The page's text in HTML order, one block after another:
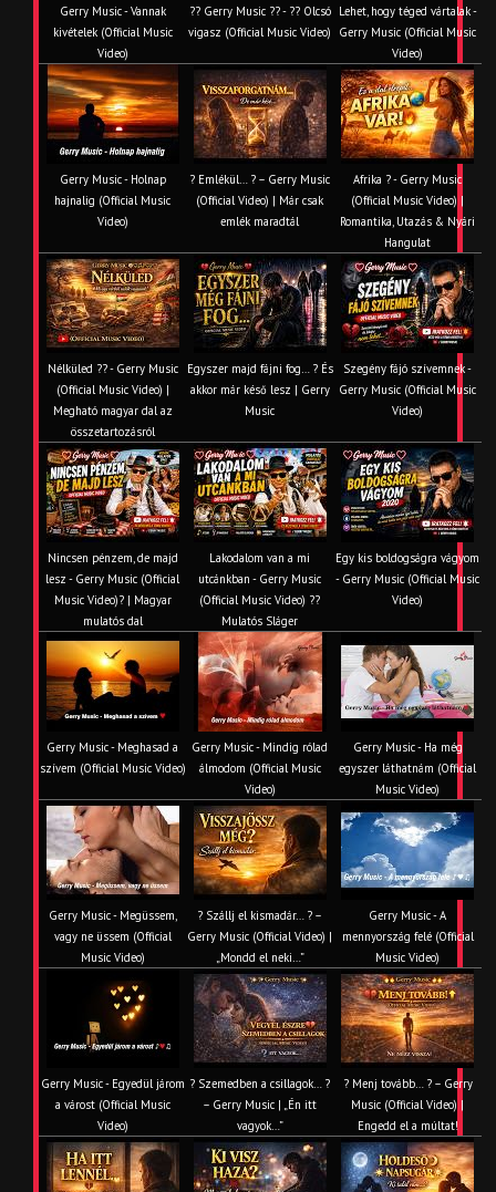
Gerry Music - Vannak
kivételek (Official Music
Video)
?? Gerry Music ?? - ?? Olcsó
vigasz (Official Music Video)
Lehet, hogy téged vártalak -
Gerry Music (Official Music
Video)
Gerry Music - Holnap
hajnalig (Official Music
Video)
? Emlékül… ? – Gerry Music
(Official Video) | Már csak
emlék maradtál
Afrika ? - Gerry Music
(Official Music Video) |
Romantika, Utazás & Nyári
Hangulat
Nélküled ?? - Gerry Music
(Official Music Video) |
Megható magyar dal az
összetartozásról
Egyszer majd fájni fog… ? És
akkor már késő lesz | Gerry
Music
Szegény fájó szívemnek -
Gerry Music (Official Music
Video)
Nincsen pénzem, de majd
lesz - Gerry Music (Official
Music Video)? | Magyar
mulatós dal
Lakodalom van a mi
utcánkban - Gerry Music
(Official Music Video) ??
Mulatós Sláger
Egy kis boldogságra vágyom
- Gerry Music (Official Music
Video)
Gerry Music - Meghasad a
szívem (Official Music Video)
Gerry Music - Mindig rólad
álmodom (Official Music
Video)
Gerry Music - Ha még
egyszer láthatnám (Official
Music Video)
Gerry Music - Megüssem,
vagy ne üssem (Official
Music Video)
? Szállj el kismadár… ?️ –
Gerry Music (Official Video) |
„Mondd el neki…”
Gerry Music - A
mennyország felé (Official
Music Video)
Gerry Music - Egyedül járom
a várost (Official Music
Video)
? Szemedben a csillagok… ?
– Gerry Music | „Én itt
vagyok…”
? Menj tovább… ? – Gerry
Music (Official Video) |
Engedd el a múltat!